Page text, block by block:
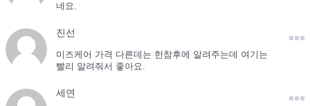
네요.
진선
미즈케어 가격 다른데는 한참후에 알려주는데 여기는
빨리 알려줘서 좋아요.
세연